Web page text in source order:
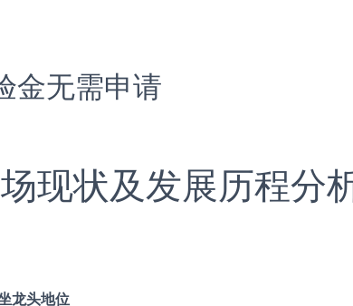
金无需申请
现状及发展历程分
龙头地位